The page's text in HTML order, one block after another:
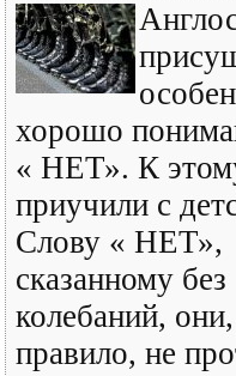
хорошо
« НЕТ». К
приучили с
Слову « НЕТ»,
сказанному без
колебаний,
правило, не